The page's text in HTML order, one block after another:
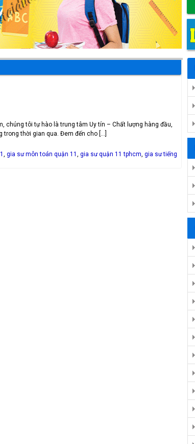
chúng tôi tự hào là trung tâm Uy tín – Chất lượng hàng đầu,
trong thời gian qua. Đem đến cho […]
, gia sư môn toán quận 11 , gia sư quận 11 tphcm, gia sư tiếng